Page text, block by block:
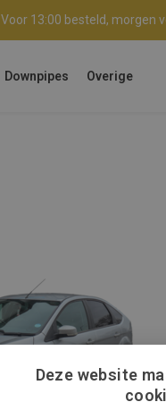
Voor 13:00 besteld, morgen
Downpipes Overige
Deze website